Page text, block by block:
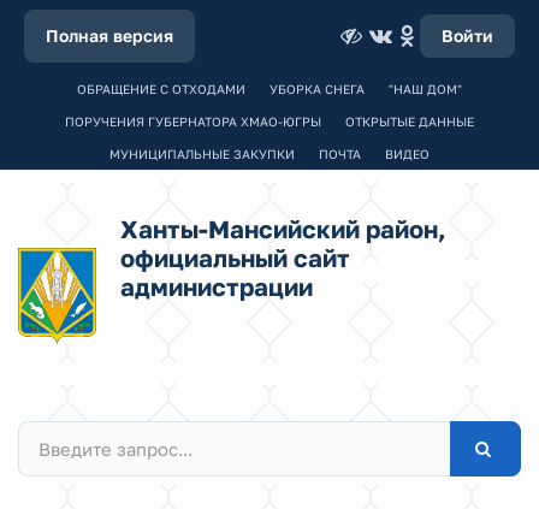
Полная версия Войти
ОБРАЩЕНИЕ С ОТХОДАМИ УБОРКА СНЕГА "НАШ ДОМ"
ПОРУЧЕНИЯ ГУБЕРНАТОРА ХМАО-ЮГРЫ ОТКРЫТЫЕ ДАННЫЕ
МУНИЦИПАЛЬНЫЕ ЗАКУПКИ ПОЧТА ВИДЕО
Ханты-Мансийский район,
официальный сайт
администрации